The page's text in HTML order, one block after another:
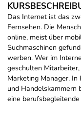
Das Internet ist das
Fernsehen. Die
online, meist über
Suchmaschinen
werben. Wer im
geschulten
Marketing Manager.
und Handelskammern
eine